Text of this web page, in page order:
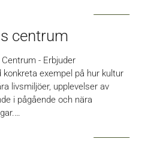
centrum
- Erbjuder
exempel på hur kultur
livsmiljöer, upplevelser av
i pågående och nära